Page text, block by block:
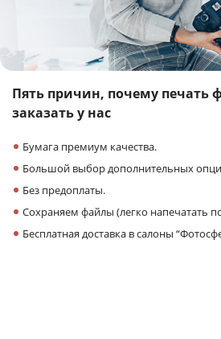
Пять причин, почему печать
заказать у нас
Бумага премиум качества.
Большой выбор дополнительных
Без предоплаты.
Сохраняем файлы (легко напечатать
Бесплатная доставка в салоны